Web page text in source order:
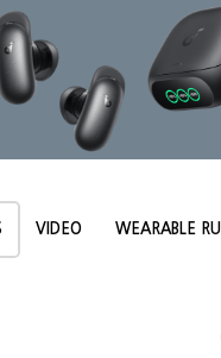
VIDEO WEARABLE